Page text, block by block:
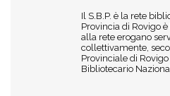
Il S.B.P. è la rete
Provincia di Rovigo
alla rete erogano
collettivamente,
Provinciale di
Bibliotecario